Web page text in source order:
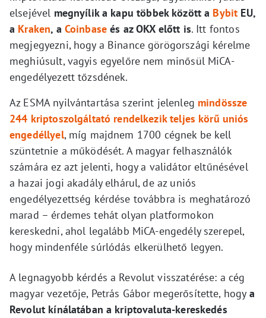
elsejével megnyílik a kapu többek között a Bybit EU,
a Kraken, a Coinbase és az OKX előtt is. Itt fontos
megjegyezni, hogy a Binance görögországi kérelme
meghiúsult, vagyis egyelőre nem minősül MiCA-
engedélyezett tőzsdének.
Az ESMA nyilvántartása szerint jelenleg mindössze
244 kriptoszolgáltató rendelkezik teljes körű uniós
engedéllyel, míg majdnem 1700 cégnek be kell
szüntetnie a működését. A magyar felhasználók
számára ez azt jelenti, hogy a validátor eltűnésével
a hazai jogi akadály elhárul, de az uniós
engedélyezettség kérdése továbbra is meghatározó
marad – érdemes tehát olyan platformokon
kereskedni, ahol legalább MiCA-engedély szerepel,
hogy mindenféle súrlódás elkerülhető legyen.
A legnagyobb kérdés a Revolut visszatérése: a cég
magyar vezetője, Petrás Gábor megerősítette, hogy a
Revolut kínálatában a kriptovaluta-kereskedés